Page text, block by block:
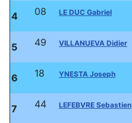
4
08 LE DUC Gabriel
5
49 VILLANUEVA Didier
6
18 YNESTA Joseph
7
44 LEFEBVRE Sebastien